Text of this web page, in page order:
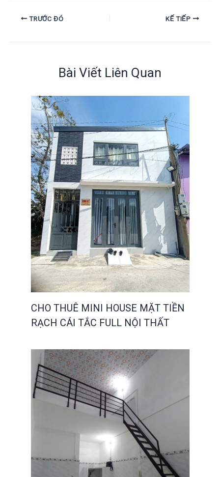
TRƯỚC ĐÓ KẾ TIẾP
Bài Viết Liên Quan
CHO THUÊ MINI HOUSE MẶT TIỀN
RẠCH CÁI TẮC FULL NỘI THẤT